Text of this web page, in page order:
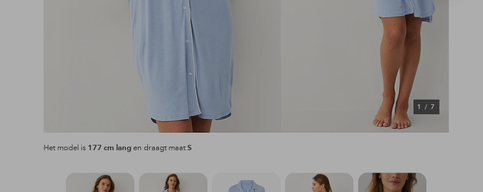
1/ 7
Het model is 177 cm langen draagt maatS